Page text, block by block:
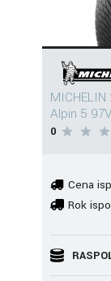
Alpin 5 97V
0
Cena
Rok